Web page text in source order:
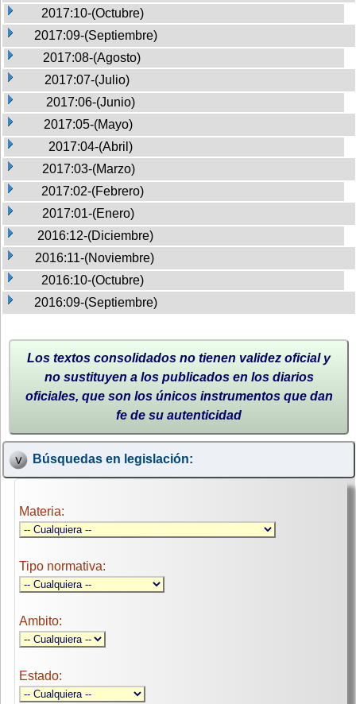
2017:10-(Octubre)
2017:09-(Septiembre)
2017:08-(Agosto)
2017:07-(Julio)
2017:06-(Junio)
2017:05-(Mayo)
2017:04-(Abril)
2017:03-(Marzo)
2017:02-(Febrero)
2017:01-(Enero)
2016:12-(Diciembre)
2016:11-(Noviembre)
2016:10-(Octubre)
2016:09-(Septiembre)
Los textos consolidados no tienen validez oficial y
no sustituyen a los publicados en los diarios
oficiales, que son los únicos instrumentos que dan
fe de su autenticidad
Búsquedas en legislación:
Materia:
Tipo normativa:
Ambito:
Estado: